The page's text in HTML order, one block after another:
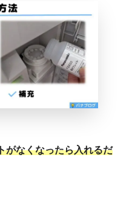
がなくなったら入れるだ